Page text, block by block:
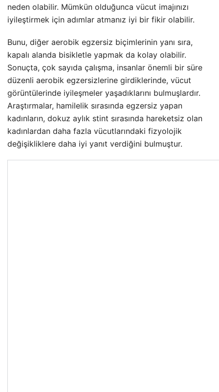
neden olabilir. Mümkün olduğunca vücut imajınızı
iyileştirmek için adımlar atmanız iyi bir fikir olabilir.
Bunu, diğer aerobik egzersiz biçimlerinin yanı sıra,
kapalı alanda bisikletle yapmak da kolay olabilir.
Sonuçta, çok sayıda çalışma, insanlar önemli bir süre
düzenli aerobik egzersizlerine girdiklerinde, vücut
görüntülerinde iyileşmeler yaşadıklarını bulmuşlardır.
Araştırmalar, hamilelik sırasında egzersiz yapan
kadınların, dokuz aylık stint sırasında hareketsiz olan
kadınlardan daha fazla vücutlarındaki fizyolojik
değişikliklere daha iyi yanıt verdiğini bulmuştur.